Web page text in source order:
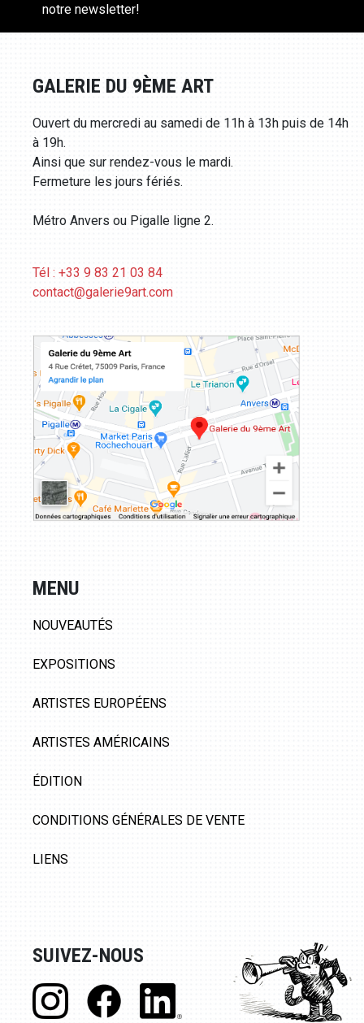
notre newsletter!
GALERIE DU 9ÈME ART
Ouvert du mercredi au samedi de 11h à 13h puis de 14h
à 19h.
Ainsi que sur rendez-vous le mardi.
Fermeture les jours fériés.
Métro Anvers ou Pigalle ligne 2.
Tél : +33 9 83 21 03 84
contact@galerie9art.com
MENU
NOUVEAUTÉS
EXPOSITIONS
ARTISTES EUROPÉENS
ARTISTES AMÉRICAINS
ÉDITION
CONDITIONS GÉNÉRALES DE VENTE
LIENS
SUIVEZ-NOUS